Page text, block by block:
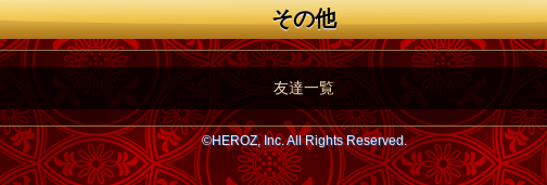
その他
友達一覧
©HEROZ, Inc. All Rights Reserved.